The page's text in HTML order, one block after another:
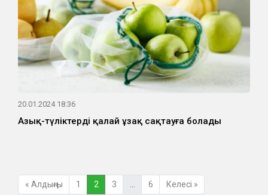
20.01.2024 18:36
Азық-түліктерді қалай ұзақ сақтауға болады
« Алдыңғы 1 2 3 6 Келесі »